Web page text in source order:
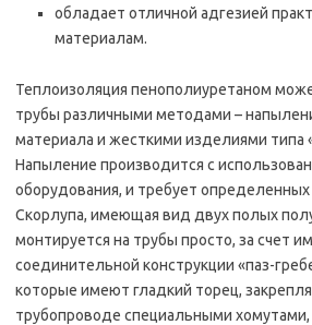
обладает отличной адгезией
материалам.
Теплоизоляция пенополиуретаном
трубы различными методами –
материала и жесткими изделиями типа
Напыление производится с
оборудования, и требует определенных
Скорлупа, имеющая вид двух полых
монтируется на трубы просто, за счет
соединительной конструкции «паз-
которые имеют гладкий торец,
трубопроводе специальными